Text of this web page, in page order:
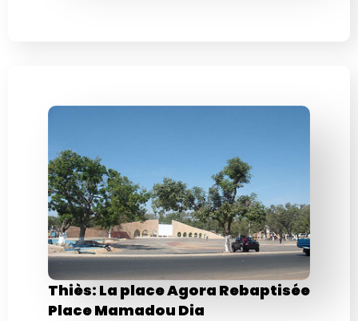
Thiès: La place Agora Rebaptisée
Place Mamadou Dia